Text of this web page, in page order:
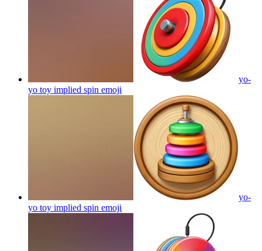
yo-
yo toy implied spin emoji
yo-
yo toy implied spin emoji